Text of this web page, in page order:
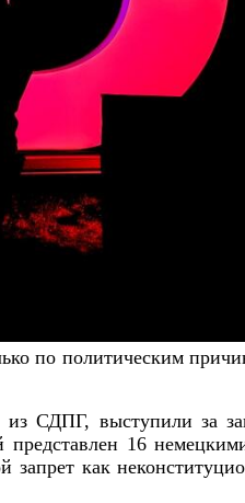
по политическим
СДПГ, выступили за
представлен 16
как